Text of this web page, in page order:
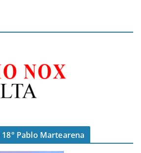
Pablo Martearena